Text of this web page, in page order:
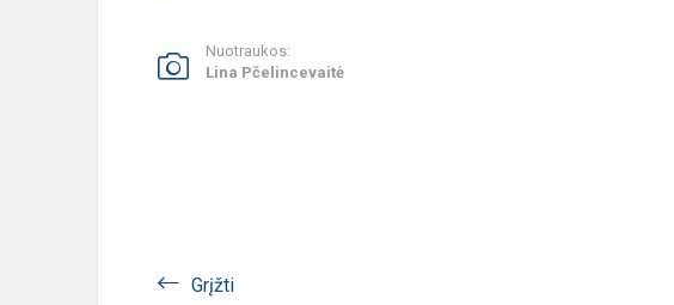
Nuotraukos:
Lina Pčelincevaitė
Grįžti